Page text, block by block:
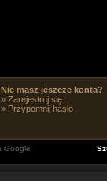
Nie masz jeszcze konta?
» Zarejestruj się
» Przypomnij hasło